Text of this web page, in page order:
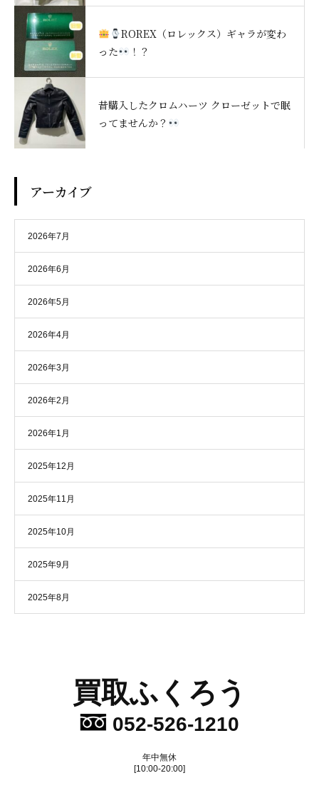
ROREX（ロレックス）ギャラが変わ
った
！？
昔購入したクロムハーツ クローゼットで眠
ってませんか？
アーカイブ
2026年7月
2026年6月
2026年5月
2026年4月
2026年3月
2026年2月
2026年1月
2025年12月
2025年11月
2025年10月
2025年9月
2025年8月
買取ふくろう
052-526-1210
年中無休
[10:00-20:00]